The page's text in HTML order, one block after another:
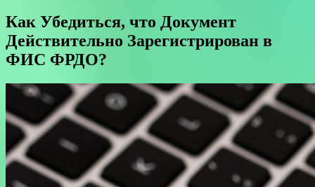
Как Убедиться, что Документ
Действительно Зарегистрирован в
ФИС ФРДО?